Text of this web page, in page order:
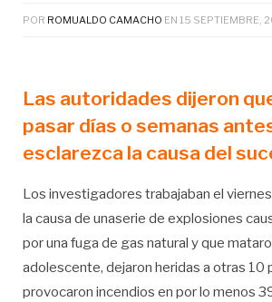
POR ROMUALDO CAMACHO EN 15 SEPTIEMBRE,
Las autoridades dijeron
pasar días o semanas
esclarezca la causa del
Los investigadores trabajaban el
la causa de unaserie de explosiones
por una fuga de gas natural y que
adolescente, dejaron heridas a otras 10
provocaron incendios en por lo menos